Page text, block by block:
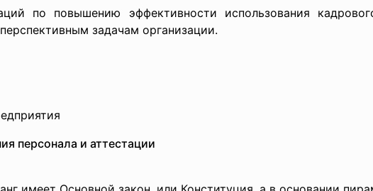
по повышению эффективности использования
задачам организации.
персонала и аттестации